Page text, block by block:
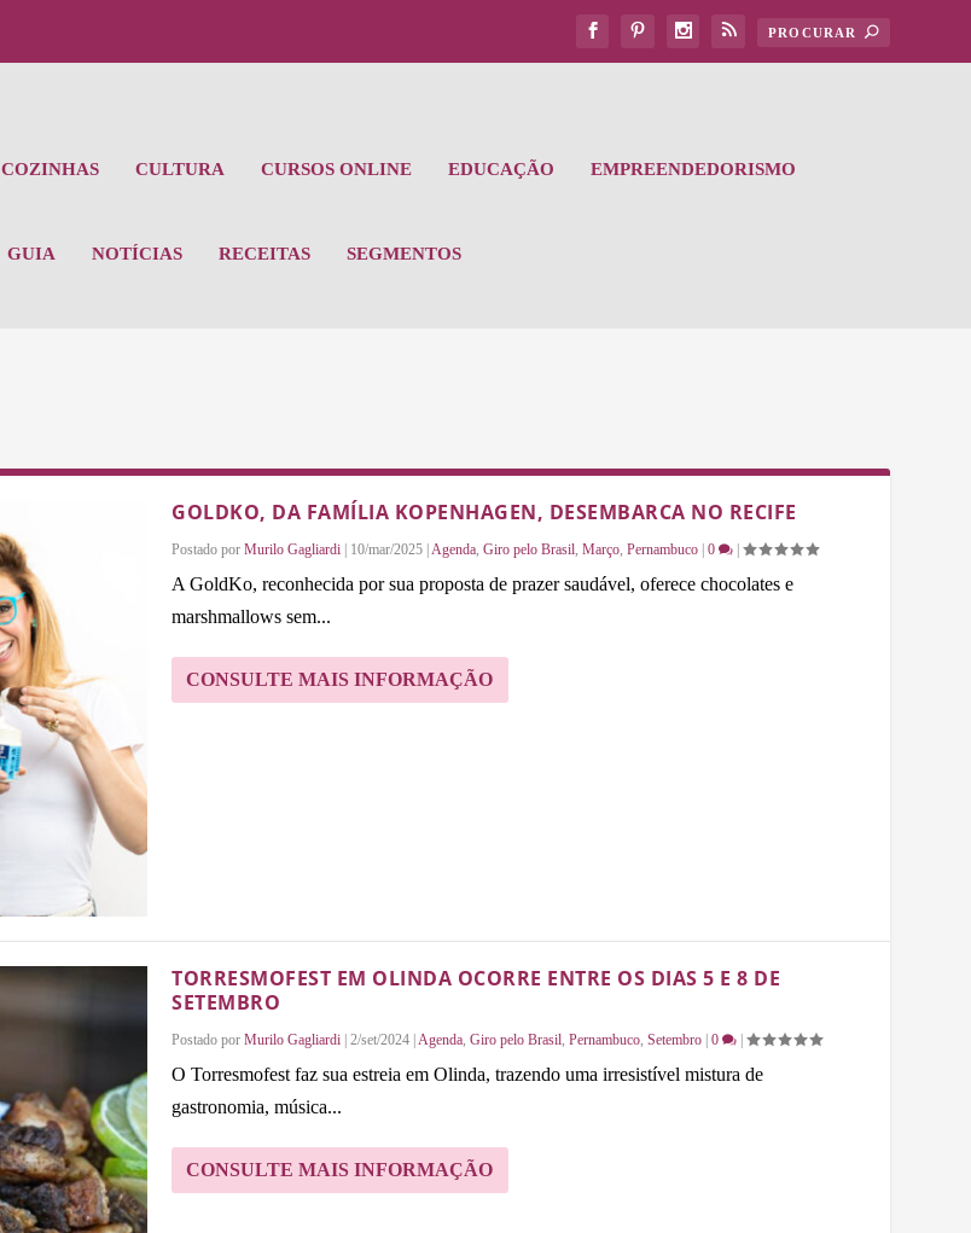
COZINHAS CULTURA CURSOS ONLINE EDUCAÇÃO EMPREENDEDORISMO
GUIA NOTÍCIAS RECEITAS SEGMENTOS
GOLDKO, DA FAMÍLIA KOPENHAGEN, DESEMBARCA NO RECIFE
Postado por Murilo Gagliardi 10/mar/2025 Agenda, Giro pelo Brasil, Março, Pernambuco 0
A GoldKo, reconhecida por sua proposta de prazer saudável, oferece chocolates e
marshmallows sem...
CONSULTE MAIS INFORMAÇÃO
TORRESMOFEST EM OLINDA OCORRE ENTRE OS DIAS 5 E 8 DE
SETEMBRO
Postado por Murilo Gagliardi | 2/set/2024 | Agenda Giro pelo Brasil Pernambuco Setembro | 0 |
O Torresmofest faz sua estreia em Olinda, trazendo uma irresistível mistura de
gastronomia, música...
CONSULTE MAIS INFORMAÇÃO